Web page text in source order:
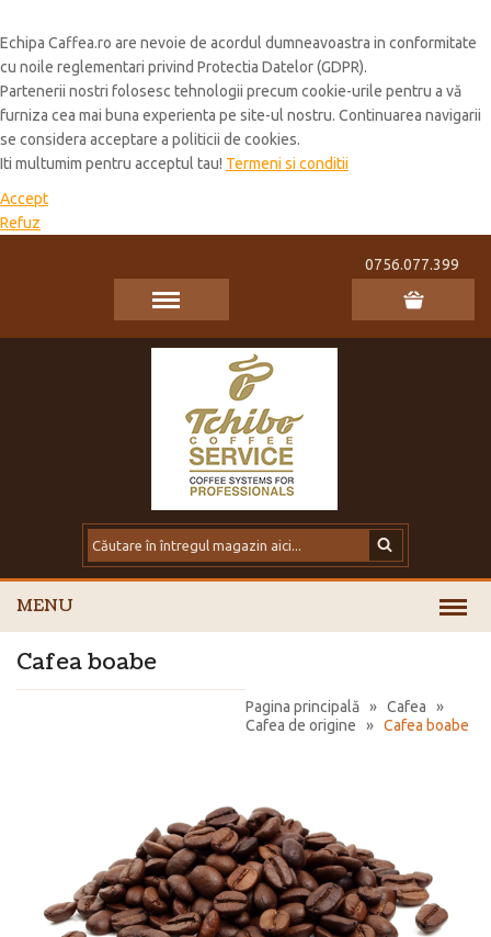
Echipa Caffea.ro are nevoie de acordul dumneavoastra in conformitate
cu noile reglementari privind Protectia Datelor (GDPR).
Partenerii nostri folosesc tehnologii precum cookie-urile pentru a vă
furniza cea mai buna experienta pe site-ul nostru. Continuarea navigarii
se considera acceptare a politicii de cookies.
Iti multumim pentru acceptul tau! Termeni si conditii
Accept
Refuz
0756.077.399
MENU
Pagina principală » Cafea
»
Cafea de origine
» Cafea boabe
Cafea boabe